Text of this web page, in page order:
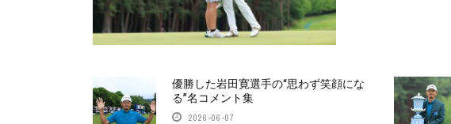
優勝した岩田寛選手の“思わず笑顔にな
る”名コメント集
2026-06-07